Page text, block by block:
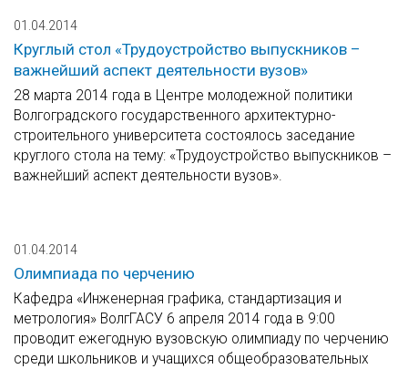
01.04.2014
Круглый стол «Трудоустройство выпускников –
важнейший аспект деятельности вузов»
28 марта 2014 года в Центре молодежной политики
Волгоградского государственного архитектурно-
строительного университета состоялось заседание
круглого стола на тему: «Трудоустройство выпускников –
важнейший аспект деятельности вузов».
01.04.2014
Олимпиада по черчению
Кафедра «Инженерная графика, стандартизация и
метрология» ВолгГАСУ 6 апреля 2014 года в 9:00
проводит ежегодную вузовскую олимпиаду по черчению
среди школьников и учащихся общеобразовательных